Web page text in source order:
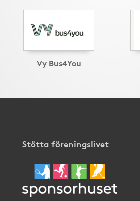
Vy Bus4You
Stötta föreningslivet